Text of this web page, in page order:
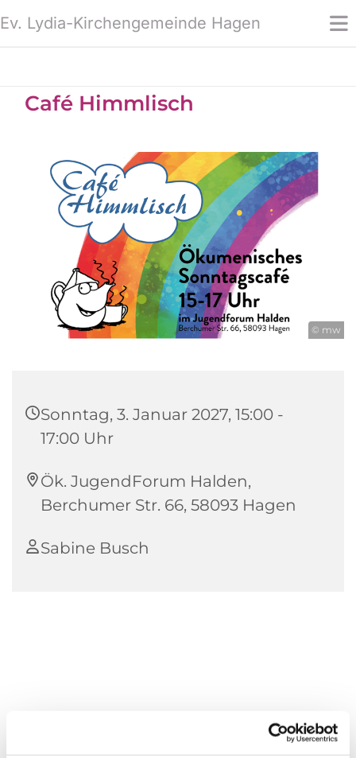
Ev. Lydia-Kirchengemeinde Hagen
Café Himmlisch
© mw
Sonntag, 3. Januar 2027, 15:00 -
17:00 Uhr
Ök. JugendForum Halden,
Berchumer Str. 66, 58093 Hagen
Sabine Busch